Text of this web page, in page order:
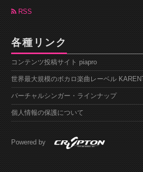
ブRSS
各種リンク
コンテンツ投稿サイト piapro
世界最大規模のボカロ楽曲レーベル KARENT
バーチャルシンガー・ラインナップ
個人情報の保護について
Powered by